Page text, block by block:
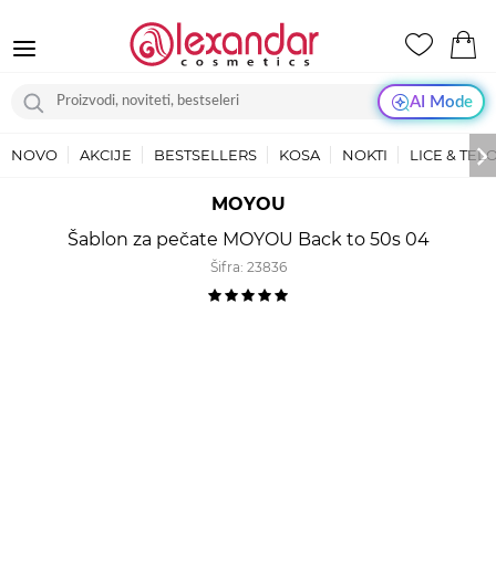
AI Mode
NOVO AKCIJE BESTSELLERS KOSA NOKTI LICE &
MOYOU
Šablon za pečate MOYOU Back to 50s 04
Šifra: 23836